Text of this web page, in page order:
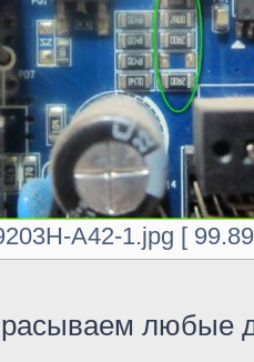
A42-1.jpg [
любые